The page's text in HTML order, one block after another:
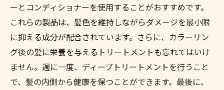
ーとコンディショナーを使用することがおすすめです。
これらの製品は、髪色を維持しながらダメージを最小限
に抑える成分が配合されています。さらに、カラーリン
グ後の髪に栄養を与えるトリートメントも忘れてはいけ
ません。週に一度、ディープトリートメントを行うこと
で、髪の内側から健康を保つことができます。最後に、